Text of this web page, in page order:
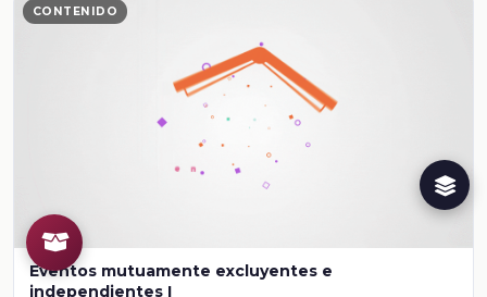
CONTENIDO
Eventos mutuamente excluyentes e
independientes I